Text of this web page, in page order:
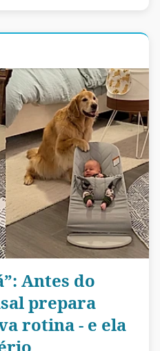
Antes do
prepara
rotina - e ela